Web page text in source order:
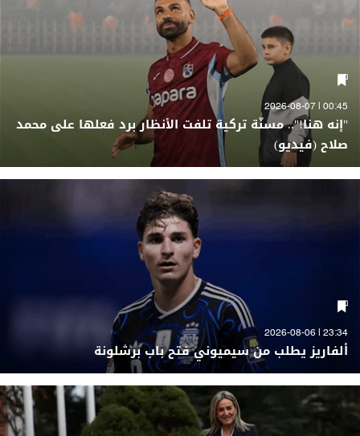
00:45 | 2026-08-07
"إنه هنا!".. مسنّة تركية تلفت الأنظار برد فعلها على محمد
صلاح (فيديو)
23:34 | 2026-08-06
ألفاريز يطلب من سيميوني فتح باب برشلونة